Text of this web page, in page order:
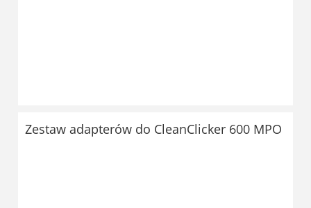
Zestaw adapterów do CleanClicker 600 MPO